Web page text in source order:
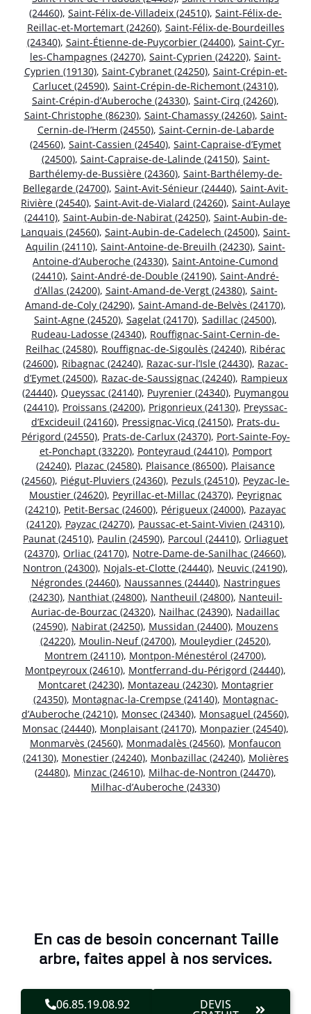
(24460), Saint-Félix-de-Villadeix (24510), Saint-Félix-de-
Reillac-et-Mortemart (24260), Saint-Félix-de-Bourdeilles
(24340), Saint-Étienne-de-Puycorbier (24400), Saint-Cyr-
les-Champagnes (24270), Saint-Cyprien (24220), Saint-
Cyprien (19130), Saint-Cybranet (24250), Saint-Crépin-et-
Carlucet (24590), Saint-Crépin-de-Richemont (24310),
Saint-Crépin-d’Auberoche (24330), Saint-Cirq (24260),
Saint-Christophe (86230), Saint-Chamassy (24260), Saint-
Cernin-de-l’Herm (24550), Saint-Cernin-de-Labarde
(24560), Saint-Cassien (24540), Saint-Capraise-d’Eymet
(24500), Saint-Capraise-de-Lalinde (24150), Saint-
Barthélemy-de-Bussière (24360), Saint-Barthélemy-de-
Bellegarde (24700), Saint-Avit-Sénieur (24440), Saint-Avit-
Rivière (24540), Saint-Avit-de-Vialard (24260), Saint-Aulaye
(24410), Saint-Aubin-de-Nabirat (24250), Saint-Aubin-de-
Lanquais (24560), Saint-Aubin-de-Cadelech (24500), Saint-
Aquilin (24110), Saint-Antoine-de-Breuilh (24230), Saint-
Antoine-d’Auberoche (24330), Saint-Antoine-Cumond
(24410), Saint-André-de-Double (24190), Saint-André-
d’Allas (24200), Saint-Amand-de-Vergt (24380), Saint-
Amand-de-Coly (24290), Saint-Amand-de-Belvès (24170),
Saint-Agne (24520), Sagelat (24170), Sadillac (24500),
Rudeau-Ladosse (24340), Rouffignac-Saint-Cernin-de-
Reilhac (24580), Rouffignac-de-Sigoulès (24240), Ribérac
(24600), Ribagnac (24240), Razac-sur-l’Isle (24430), Razac-
d’Eymet (24500), Razac-de-Saussignac (24240), Rampieux
(24440), Queyssac (24140), Puyrenier (24340), Puymangou
(24410), Proissans (24200), Prigonrieux (24130), Preyssac-
d’Excideuil (24160), Pressignac-Vicq (24150), Prats-du-
Périgord (24550), Prats-de-Carlux (24370), Port-Sainte-Foy-
et-Ponchapt (33220), Ponteyraud (24410), Pomport
(24240), Plazac (24580), Plaisance (86500), Plaisance
(24560), Piégut-Pluviers (24360), Pezuls (24510), Peyzac-le-
Moustier (24620), Peyrillac-et-Millac (24370), Peyrignac
(24210), Petit-Bersac (24600), Périgueux (24000), Pazayac
(24120), Payzac (24270), Paussac-et-Saint-Vivien (24310),
Paunat (24510), Paulin (24590), Parcoul (24410), Orliaguet
(24370), Orliac (24170), Notre-Dame-de-Sanilhac (24660),
Nontron (24300), Nojals-et-Clotte (24440), Neuvic (24190),
Négrondes (24460), Naussannes (24440), Nastringues
(24230), Nanthiat (24800), Nantheuil (24800), Nanteuil-
Auriac-de-Bourzac (24320), Nailhac (24390), Nadaillac
(24590), Nabirat (24250), Mussidan (24400), Mouzens
(24220), Moulin-Neuf (24700), Mouleydier (24520),
Montrem (24110), Montpon-Ménestérol (24700),
Montpeyroux (24610), Montferrand-du-Périgord (24440),
Montcaret (24230), Montazeau (24230), Montagrier
(24350), Montagnac-la-Crempse (24140), Montagnac-
d’Auberoche (24210), Monsec (24340), Monsaguel (24560),
Monsac (24440), Monplaisant (24170), Monpazier (24540),
Monmarvès (24560), Monmadalès (24560), Monfaucon
(24130), Monestier (24240), Monbazillac (24240), Molières
(24480), Minzac (24610), Milhac-de-Nontron (24470),
Milhac-d’Auberoche (24330)
En cas de besoin concernant Taille
arbre, faites appel à nos services.
06.85.19.08.92 DEVIS